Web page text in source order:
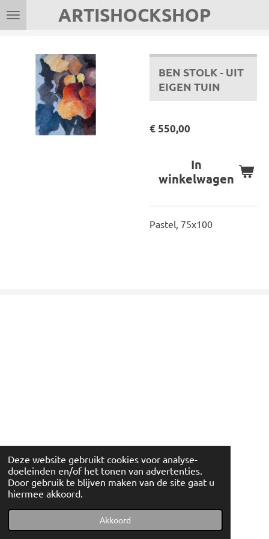
Deze website gebruikt cookies voor analyse-
doeleinden en/of het tonen van advertenties.
Door gebruik te blijven maken van de site gaat u
hiermee akkoord.
Akkoord
Ga
direct
hoofdinhoud
ARTISHOCKSHOP
BEN STOLK - UIT
EIGEN TUIN
€ 550,00
In
winkelwagen
Pastel, 75x100